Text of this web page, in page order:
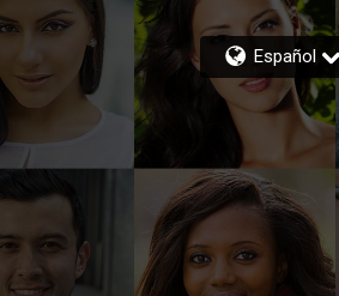
Español